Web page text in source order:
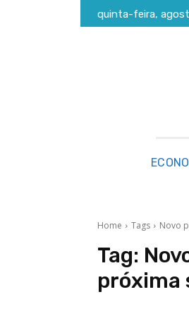
quinta-feira,
Home Tags Novo
Tag:
próxima